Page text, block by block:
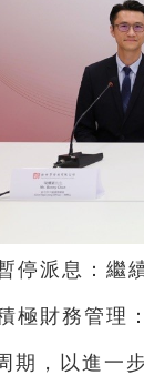
停派息：繼
極財務管理
期，以進一